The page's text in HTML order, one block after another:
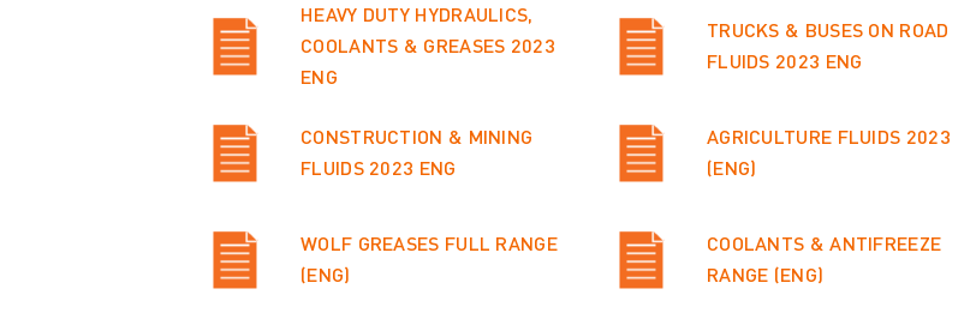
HEAVY DUTY HYDRAULICS,
COOLANTS & GREASES 2023
ENG
TRUCKS & BUSES ON ROAD
FLUIDS 2023 ENG
CONSTRUCTION & MINING
FLUIDS 2023 ENG
AGRICULTURE FLUIDS 2023
(ENG)
WOLF GREASES FULL RANGE
(ENG)
COOLANTS & ANTIFREEZE
RANGE (ENG)